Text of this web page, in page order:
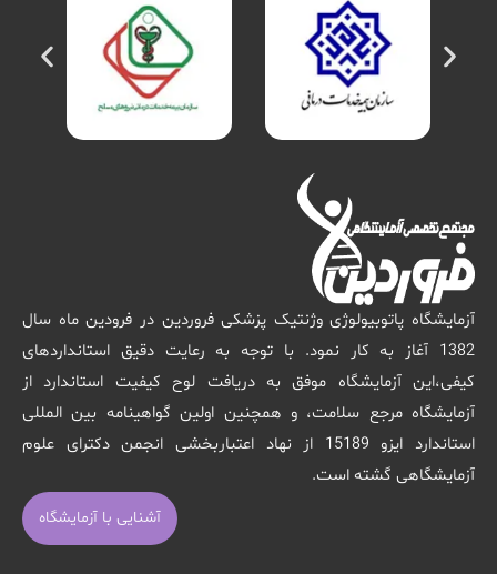
آزمایشگاه پاتوبیولوژی وژنتیک پزشکی فروردین در فرودین ماه سال
1382 آغاز به کار نمود. با توجه به رعایت دقیق استانداردهای
کیفی،این آزمایشگاه موفق به دریافت لوح کیفیت استاندارد از
آزمایشگاه مرجع سلامت، و همچنین اولین گواهینامه بین المللی
استاندارد ایزو 15189 از نهاد اعتباربخشی انجمن دکترای علوم
آزمایشگاهی گشته است.
آشنایی با آزمایشگاه